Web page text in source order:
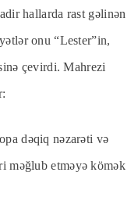
hallarda rast gəlinən
onu “Lester”in,
çevirdi. Mahrezi
dəqiq nəzarəti və
məğlub etməyə kömək